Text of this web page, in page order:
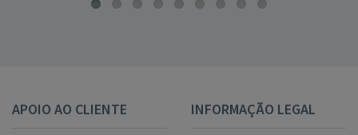
APOIO AO CLIENTE INFORMAÇÃO LEGAL